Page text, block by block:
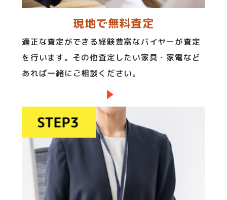
現地で無料査定
適正な査定ができる経験豊富なバイヤーが査定
を行います。その他査定したい家具・家電など
あれば一緒にご相談ください。